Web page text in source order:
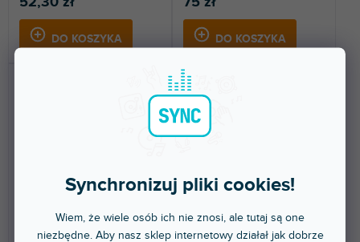
Synchronizuj pliki cookies!
Wiem, że wiele osób ich nie znosi, ale tutaj są one
niezbędne. Aby nasz sklep internetowy działał jak dobrze
DO KOSZYKA DO KOSZYKA
Cables K4YWCC0150 Cables K3YWCC0300